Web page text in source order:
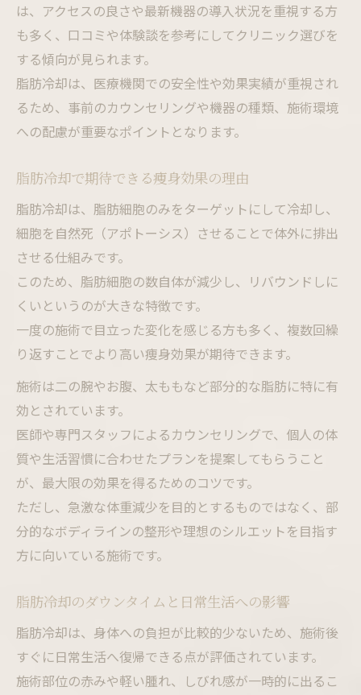
は、アクセスの良さや最新機器の導入状況を重視する方
も多く、口コミや体験談を参考にしてクリニック選びを
する傾向が見られます。
脂肪冷却は、医療機関での安全性や効果実績が重視され
るため、事前のカウンセリングや機器の種類、施術環境
への配慮が重要なポイントとなります。
脂肪冷却で期待できる痩身効果の理由
脂肪冷却は、脂肪細胞のみをターゲットにして冷却し、
細胞を自然死（アポトーシス）させることで体外に排出
させる仕組みです。
このため、脂肪細胞の数自体が減少し、リバウンドしに
くいというのが大きな特徴です。
一度の施術で目立った変化を感じる方も多く、複数回繰
り返すことでより高い痩身効果が期待できます。
施術は二の腕やお腹、太ももなど部分的な脂肪に特に有
効とされています。
医師や専門スタッフによるカウンセリングで、個人の体
質や生活習慣に合わせたプランを提案してもらうこと
が、最大限の効果を得るためのコツです。
ただし、急激な体重減少を目的とするものではなく、部
分的なボディラインの整形や理想のシルエットを目指す
方に向いている施術です。
脂肪冷却のダウンタイムと日常生活への影響
脂肪冷却は、身体への負担が比較的少ないため、施術後
すぐに日常生活へ復帰できる点が評価されています。
施術部位の赤みや軽い腫れ、しびれ感が一時的に出るこ